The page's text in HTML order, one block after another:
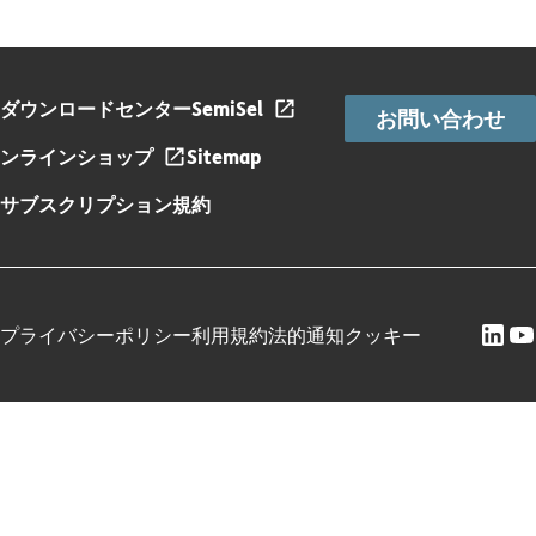
ダウンロードセンターSemiSel
ンラインショップ
Sitemap
サブスクリプション規約
お問い合わせ
プライバシーポリシー利用規約法的通知クッキー